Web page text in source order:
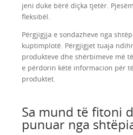
jeni duke bërë diçka tjetër.
fleksibël.
Përgjigjja e sondazheve nga
kuptimplotë. Përgjigjet tuaja
produkteve dhe shërbimeve më
e përdorin këtë informacion për
produktet.
Sa mund të fitoni
punuar nga